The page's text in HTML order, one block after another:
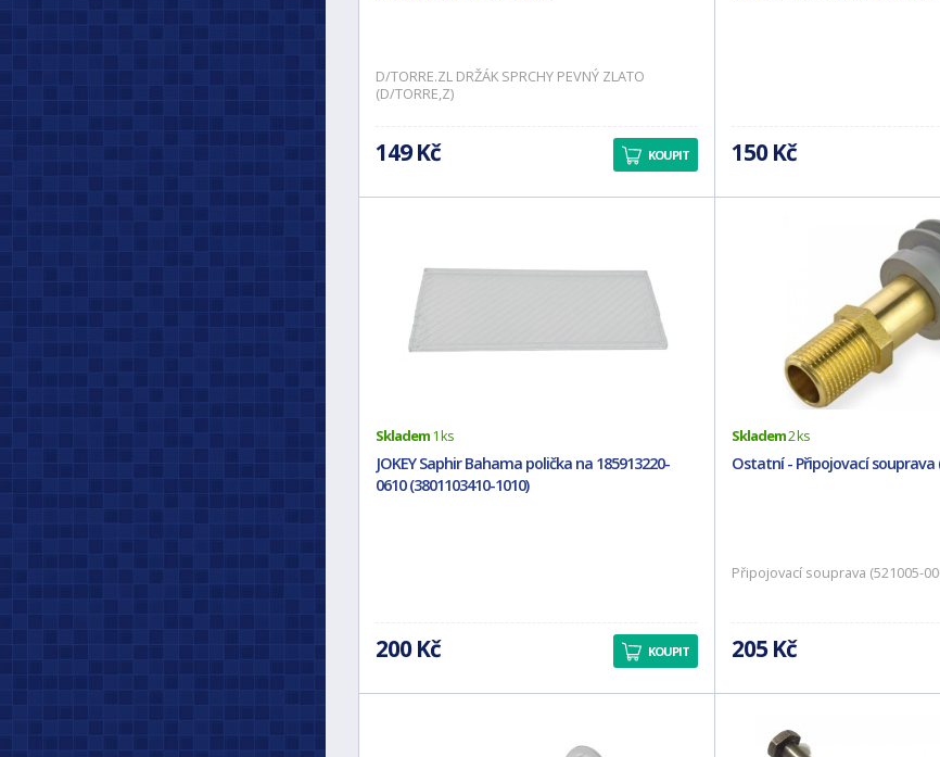
D/TORRE.ZL DRŽÁK SPRCHY PEVNÝ ZLATO
(D/TORRE,Z)
149 Kč KOUPIT 150 Kč
Skladem1 ks
JOKEY Saphir Bahama polička na 185913220-
0610 (3801103410-1010)
200 Kč KOUPIT
Skladem2 ks
Ostatní - Připojovací souprava
Připojovací souprava (521005-
205 Kč